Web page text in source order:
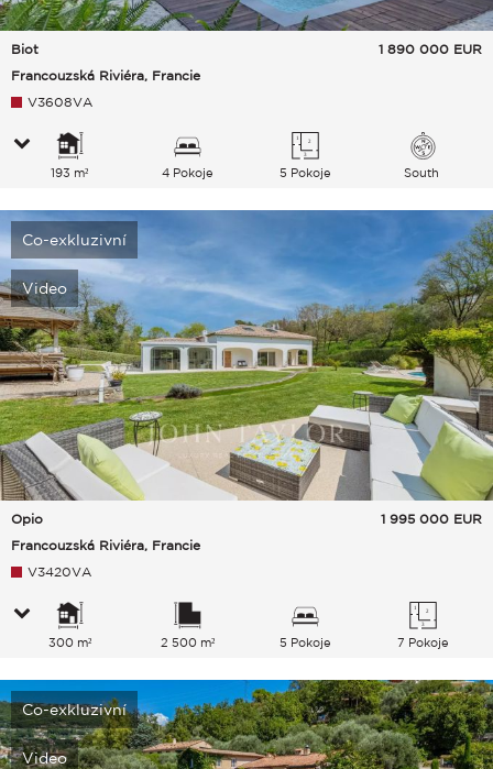
Biot
Francouzská Riviéra, Francie
1 890 000 EUR
V3608VA
193 m² 4 Pokoje 5 Pokoje South
Co-exkluzivní
Video
Opio
Francouzská Riviéra, Francie
1 995 000 EUR
V3420VA
300 m² 2 500 m² 5 Pokoje 7 Pokoje
Co-exkluzivní
Video